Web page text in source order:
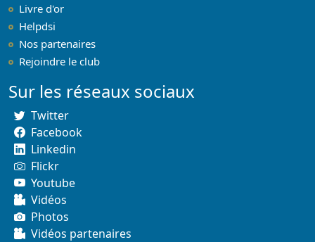
Livre d'or
Helpdsi
Nos partenaires
Rejoindre le club
Sur les réseaux sociaux
Twitter
Facebook
Linkedin
Flickr
Youtube
Vidéos
Photos
Vidéos partenaires